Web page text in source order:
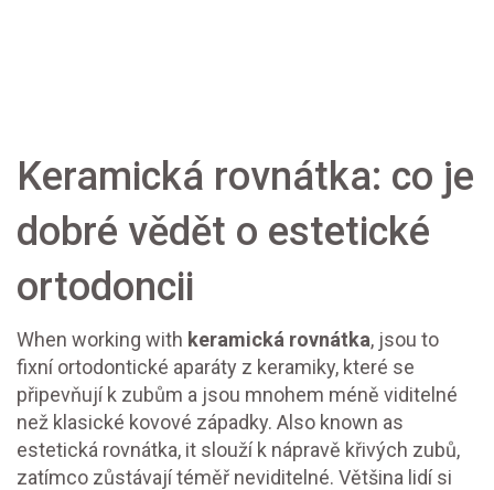
Keramická rovnátka: co je
dobré vědět o estetické
ortodoncii
When working with keramická rovnátka, jsou to
fixní ortodontické aparáty z keramiky, které se
připevňují k zubům a jsou mnohem méně viditelné
než klasické kovové západky. Also known as
estetická rovnátka, it slouží k nápravě křivých zubů,
zatímco zůstávají téměř neviditelné. Většina lidí si